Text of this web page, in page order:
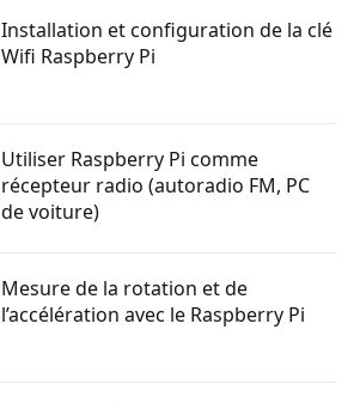
Installation et configuration de la clé
Wifi Raspberry Pi
Utiliser Raspberry Pi comme
récepteur radio (autoradio FM, PC
de voiture)
Mesure de la rotation et de
l’accélération avec le Raspberry Pi